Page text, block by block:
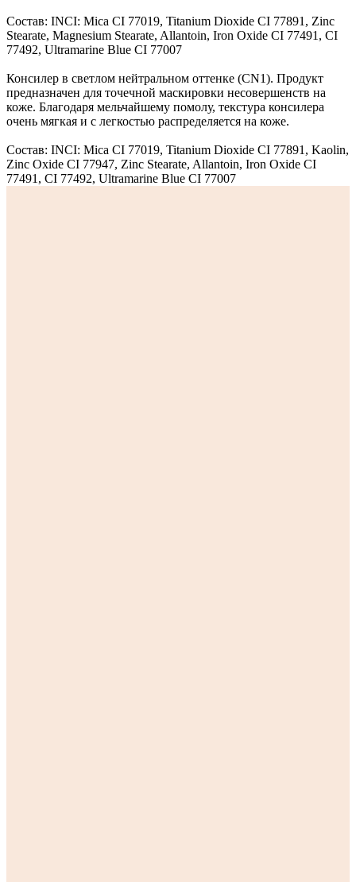
Состав: INCI: Mica CI 77019, Titanium Dioxide CI 77891, Zinc
Stearate, Magnesium Stearate, Allantoin, Iron Oxide CI 77491, CI
77492, Ultramarine Blue CI 77007
Консилер в светлом нейтральном оттенке (CN1). Продукт
предназначен для точечной маскировки несовершенств на
коже. Благодаря мельчайшему помолу, текстура консилера
очень мягкая и с легкостью распределяется на коже.
Состав: INCI: Mica CI 77019, Titanium Dioxide CI 77891, Kaolin,
Zinc Oxide CI 77947, Zinc Stearate, Allantoin, Iron Oxide CI
77491, CI 77492, Ultramarine Blue CI 77007